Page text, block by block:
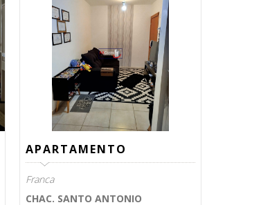
APARTAMENTO
Franca
CHAC. SANTO ANTONIO